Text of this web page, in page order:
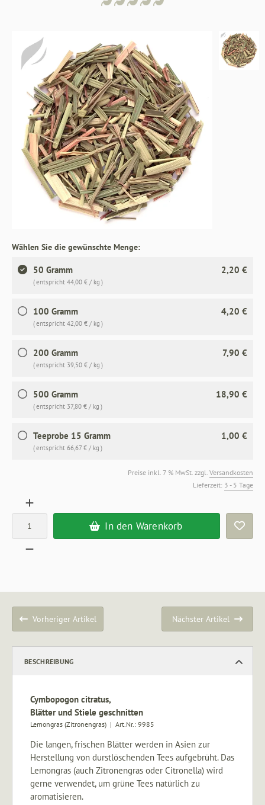
Wählen Sie die gewünschte Menge:
50 Gramm
( entspricht 44,00 € / kg )
2,20 €
100 Gramm
( entspricht 42,00 € / kg )
4,20 €
200 Gramm
( entspricht 39,50 € / kg )
7,90 €
500 Gramm
( entspricht 37,80 € / kg )
18,90 €
Teeprobe 15 Gramm
( entspricht 66,67 € / kg )
1,00 €
Preise inkl. 7 % MwSt. zzgl. Versandkosten
Lieferzeit: 3 - 5 Tage
In den Warenkorb
Vorheriger Artikel Nächster Artikel
BESCHREIBUNG
Cymbopogon citratus,
Blätter und Stiele geschnitten
Lemongras (Zitronengras) | Art.Nr.: 9985
Die langen, frischen Blätter werden in Asien zur
Herstellung von durstlöschenden Tees aufgebrüht. Das
Lemongras (auch Zitronengras oder Citronella) wird
gerne verwendet, um grüne Tees natürlich zu
aromatisieren.